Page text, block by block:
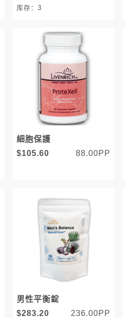
库存：3
細胞保護
$105.60
88.00PP
男性平衡錠
$283.20
236.00PP